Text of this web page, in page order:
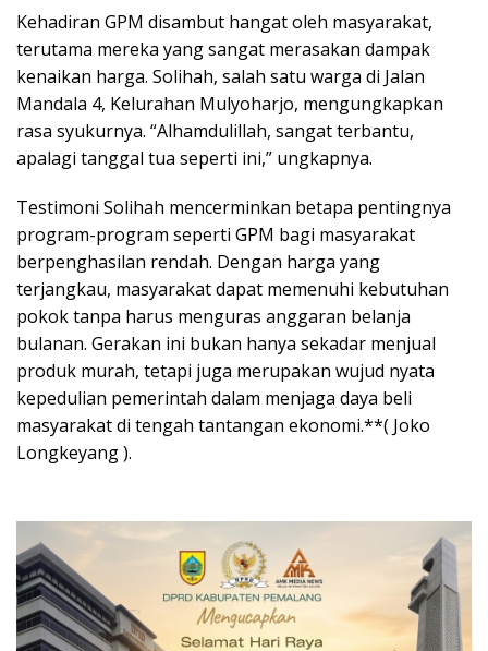
Kehadiran GPM disambut hangat oleh masyarakat,
terutama mereka yang sangat merasakan dampak
kenaikan harga. Solihah, salah satu warga di Jalan
Mandala 4, Kelurahan Mulyoharjo, mengungkapkan
rasa syukurnya. “Alhamdulillah, sangat terbantu,
apalagi tanggal tua seperti ini,” ungkapnya.
Testimoni Solihah mencerminkan betapa pentingnya
program-program seperti GPM bagi masyarakat
berpenghasilan rendah. Dengan harga yang
terjangkau, masyarakat dapat memenuhi kebutuhan
pokok tanpa harus menguras anggaran belanja
bulanan. Gerakan ini bukan hanya sekadar menjual
produk murah, tetapi juga merupakan wujud nyata
kepedulian pemerintah dalam menjaga daya beli
masyarakat di tengah tantangan ekonomi.**( Joko
Longkeyang ).